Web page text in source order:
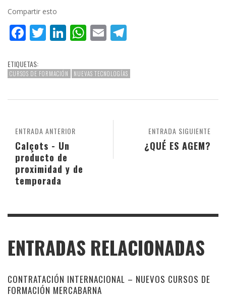
Compartir esto
Facebook
Twitter
LinkedIn
WhatsApp
Email
ETIQUETAS:
CURSOS DE FORMACIÓN NUEVAS TECNOLOGÍAS
ENTRADA SIGUIENTE
¿QUÉ ES AGEM?
ENTRADA ANTERIOR
Calçots - Un
producto de
proximidad y de
temporada
ENTRADAS RELACIONADAS
CONTRATACIÓN INTERNACIONAL – NUEVOS CURSOS DE
FORMACIÓN MERCABARNA